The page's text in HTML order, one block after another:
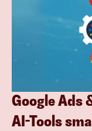
Google Ads
AI-Tools